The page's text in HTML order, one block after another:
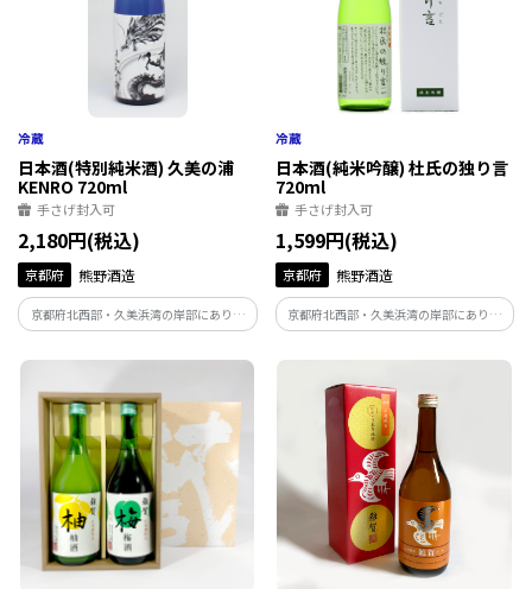
日本酒(特別純米酒) 久美の浦
KENRO 720ml
手さげ封入可
2,180円(税込)
京都府 熊野酒造
京都府北西部・久美浜湾の岸部にあり、
酒蔵から湾を一望できる。現代書道アー
ティスト劔朧(KENRO)描き下ろしラベ
純米酒。
日本酒(純米吟醸) 杜氏の独り言
720ml
手さげ封入可
1,599円(税込)
京都府 熊野酒造
京都府北西部・久美浜湾の岸部にあり、
酒蔵から湾を一望できる。米は丹後産コ
シヒカリを使用。杜氏がこだわって選び
酒。なめらかな味わいが特徴です。